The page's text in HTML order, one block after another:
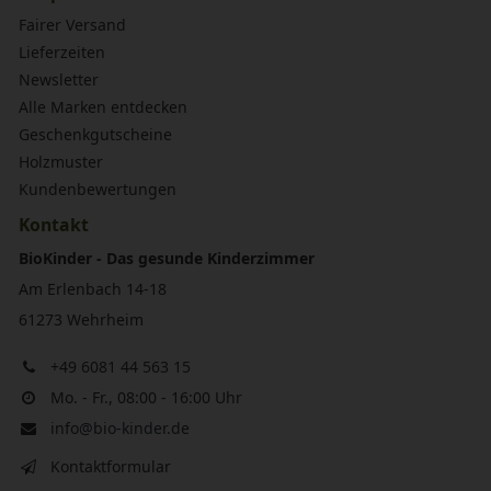
Fairer Versand
Lieferzeiten
Newsletter
Alle Marken entdecken
Geschenkgutscheine
Holzmuster
Kundenbewertungen
Kontakt
BioKinder - Das gesunde Kinderzimmer
Am Erlenbach 14-18
61273 Wehrheim
+49 6081 44 563 15
Mo. - Fr., 08:00 - 16:00 Uhr
info@bio-kinder.de
Kontaktformular